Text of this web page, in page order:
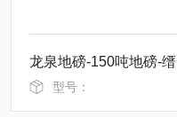
龙泉地磅-150吨地磅-
型号：